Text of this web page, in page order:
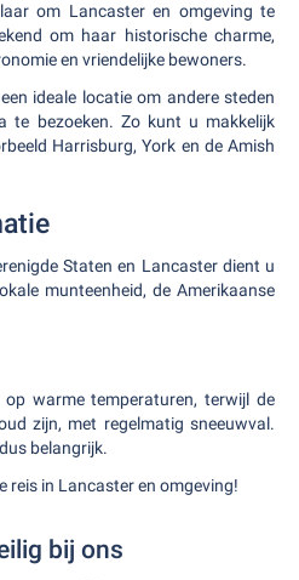
om Lancaster en omgeving te
om haar historische charme,
en vriendelijke bewoners.
ideale locatie om andere steden
te bezoeken. Zo kunt u makkelijk
Harrisburg, York en de Amish
Staten en Lancaster dient u
munteenheid, de Amerikaanse
warme temperaturen, terwijl de
zijn, met regelmatig sneeuwval.
belangrijk.
reis in Lancaster en omgeving!
bij ons